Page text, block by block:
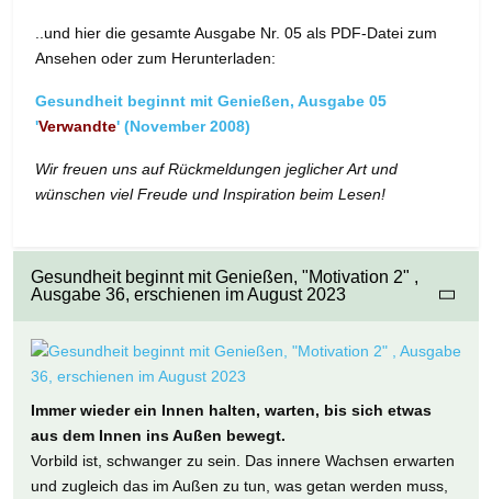
..und hier die gesamte Ausgabe Nr. 05 als PDF-Datei zum
Ansehen oder zum Herunterladen:
Gesundheit beginnt mit Genießen, Ausgabe 05
'Verwandte' (November 2008)
Wir freuen uns auf Rückmeldungen jeglicher Art und
wünschen viel Freude und Inspiration beim Lesen!
Gesundheit beginnt mit Genießen, "Motivation 2" ,
Ausgabe 36, erschienen im August 2023
Immer wieder ein Innen halten, warten, bis sich etwas
aus dem Innen ins Außen bewegt.
Vorbild ist, schwanger zu sein. Das innere Wachsen erwarten
und zugleich das im Außen zu tun, was getan werden muss,